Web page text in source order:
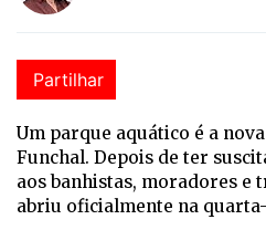
Partilhar
Um parque aquático é a
Funchal. Depois de ter
aos banhistas, moradores e
abriu oficialmente na